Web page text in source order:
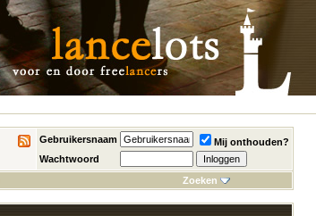
Gebruikersnaam
Mij onthouden?
Wachtwoord
Zoeken